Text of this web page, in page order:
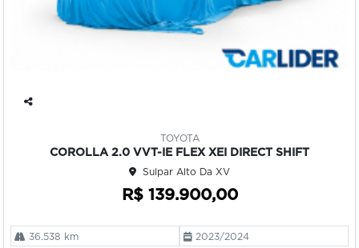
TOYOTA
COROLLA 2.0 VVT-IE FLEX XEI DIRECT SHIFT
Sulpar Alto Da XV
R$ 139.900,00
36.538 km 2023/2024